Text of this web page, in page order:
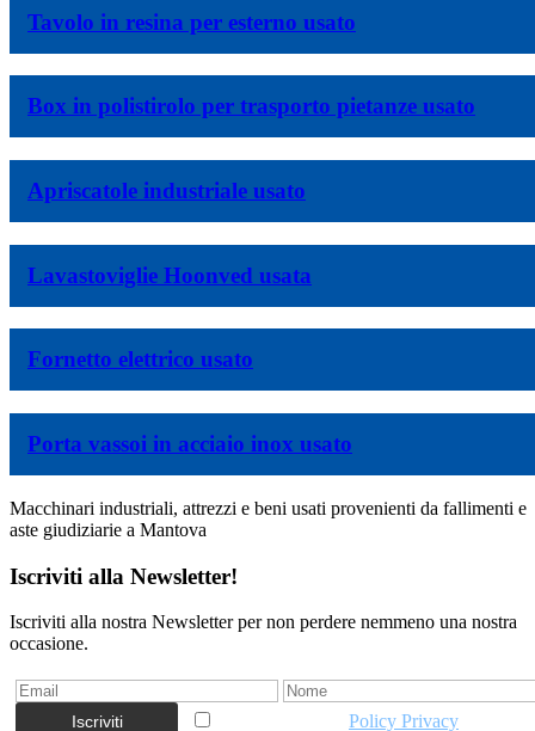
Tavolo in resina per esterno usato
Box in polistirolo per trasporto pietanze usato
Apriscatole industriale usato
Lavastoviglie Hoonved usata
Fornetto elettrico usato
Porta vassoi in acciaio inox usato
Macchinari industriali, attrezzi e beni usati provenienti da fallimenti e
aste giudiziarie a Mantova
Iscriviti alla Newsletter!
Iscriviti alla nostra Newsletter per non perdere nemmeno una nostra
occasione.
Policy Privacy